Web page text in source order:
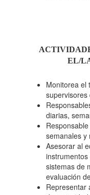
EL/
Monitorea el
supervisores
diarias,
semanales y
Asesorar al
sistemas de
evaluación
Representar